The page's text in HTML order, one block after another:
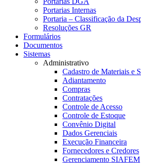
Portarias Internas
Portaria – Classificação da
Resoluções GR
Formulários
Documentos
Sistemas
Administrativo
Cadastro de Materiais e
Adiantamento
Compras
Contratações
Controle de Acesso
Controle de Estoque
Convênio Digital
Dados Gerenciais
Execução Financeira
Fornecedores e Credores
Gerenciamento SIAFEM